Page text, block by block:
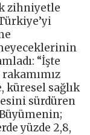
zihniyetle
“İşte
küresel sağlık
sürdüren
yüzde 2,8,